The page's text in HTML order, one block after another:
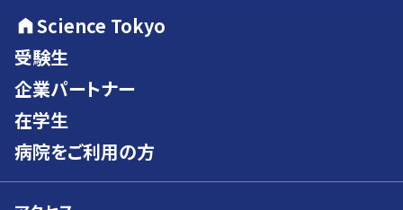
Science Tokyo
受験生
企業パートナー
在学生
病院をご利用の方